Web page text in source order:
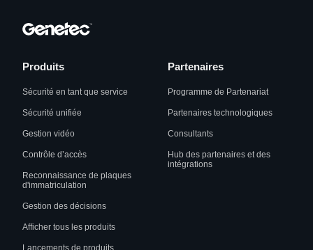
Produits
Sécurité en tant que service
Sécurité unifiée
Gestion vidéo
Contrôle d’accès
Reconnaissance de plaques
d'immatriculation
Gestion des décisions
Afficher tous les produits
Lancements de produits
Partenaires
Programme de Partenariat
Partenaires technologiques
Consultants
Hub des partenaires et des
intégrations